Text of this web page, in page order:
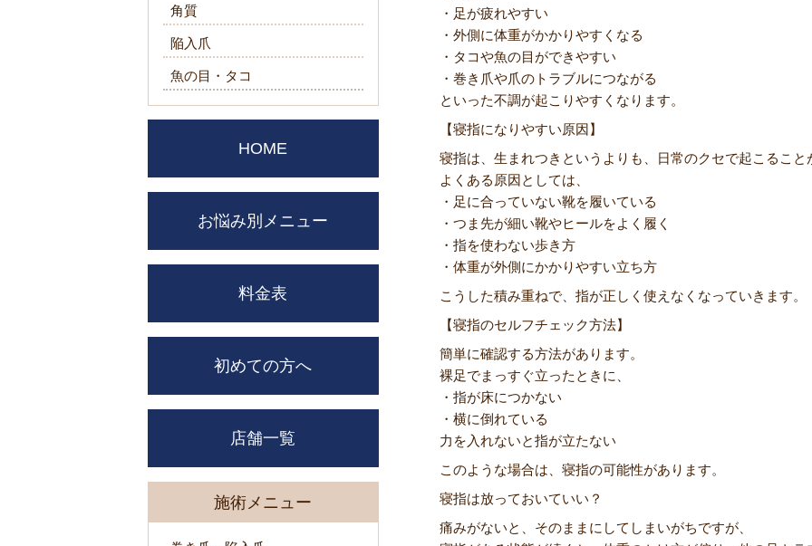
・足が疲れやすい
・外側に体重がかかりやすくなる
・タコや魚の目ができやすい
・巻き爪や爪のトラブルにつながる
といった不調が起こりやすくなります。
【寝指になりやすい原因】
寝指は、生まれつきというよりも、日常のクセで起こること
よくある原因としては、
・足に合っていない靴を履いている
・つま先が細い靴やヒールをよく履く
・指を使わない歩き方
・体重が外側にかかりやすい立ち方
こうした積み重ねで、指が正しく使えなくなっていきます。
【寝指のセルフチェック方法】
簡単に確認する方法があります。
裸足でまっすぐ立ったときに、
・指が床につかない
・横に倒れている
力を入れないと指が立たない
このような場合は、寝指の可能性があります。
寝指は放っておいていい？
痛みがないと、そのままにしてしまいがちですが、
角質
陥入爪
魚の目・タコ
HOME
お悩み別メニュー
料金表
初めての方へ
店舗一覧
施術メニュー